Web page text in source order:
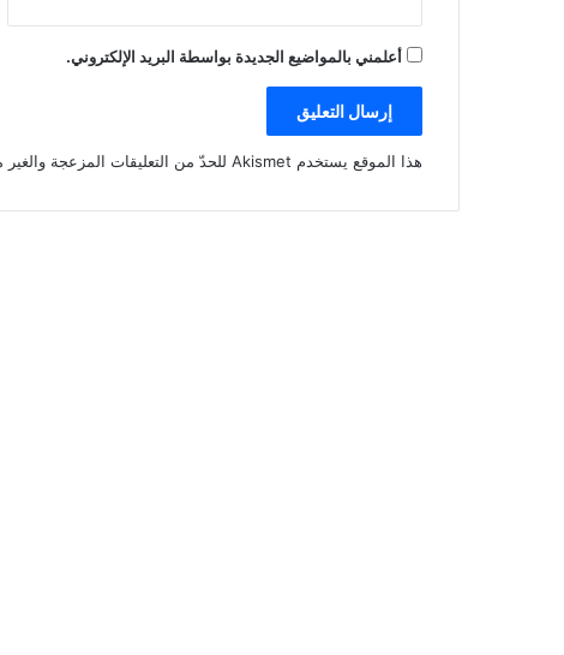
أعلمني بالمواضيع الجديدة بواسطة البريد الإلكتروني.
هذا الموقع يستخدم Akismet للحدّ من التعليقات المزعجة والغير مرغوبة.